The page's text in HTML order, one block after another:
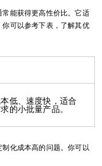
能获得更高性价比。它适
可以参考下表，了解其优
低、速度快，适合
的小批量产品。
化成本高的问题。你可以